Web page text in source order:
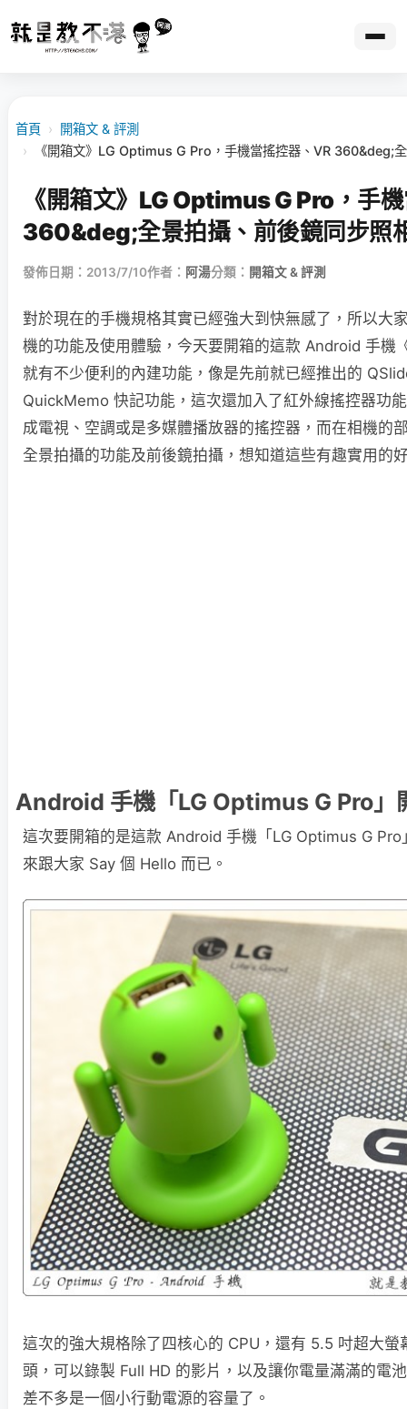
首頁 ›
開箱文 & 評測
›
《開箱文》LG Optimus G Pro，手機當搖控器、VR 360&deg;
《開箱文》LG Optimus G Pro，手
360&deg;全景拍攝、前後鏡同步照
發佈日期：2013/7/10作者： 阿湯分類： 開箱文 & 評測
對於現在的手機規格其實已經強大到快無感了，所以大
機的功能及使用體驗，今天要開箱的這款 Android 手機
就有不少便利的內建功能，像是先前就已經推出的
QuickMemo 快記功能，這次還加入了紅外線搖控器功
成電視、空調或是多媒體播放器的搖控器，而在相機的
全景拍攝的功能及前後鏡拍攝，想知道這些有趣實用的
Android 手機「LG Optimus G Pro」
這次要開箱的是這款 Android 手機「LG Optimus G Pro
來跟大家 Say 個 Hello 而已。
這次的強大規格除了四核心的 CPU，還有 5.5 吋超大螢
頭，可以錄製 Full HD 的影片，以及讓你電量滿滿的電
差不多是一個小行動電源的容量了。